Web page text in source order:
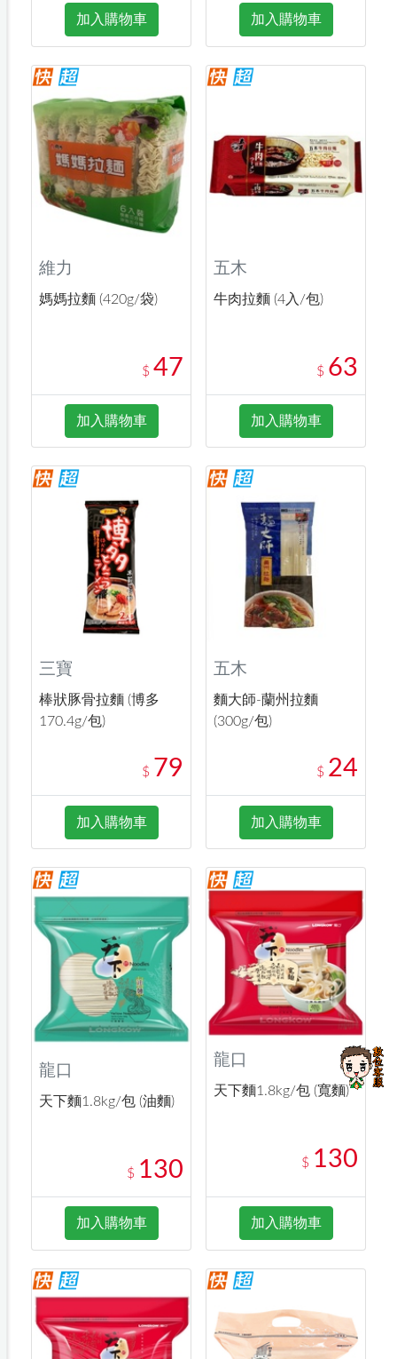
加入購物車 加入購物車
維力
媽媽拉麵 (420g/袋)
$ 47
加入購物車
五木
牛肉拉麵 (4入/包)
$ 63
加入購物車
三寶
棒狀豚骨拉麵 (博多
170.4g/包)
$ 79
加入購物車
五木
麵大師-蘭州拉麵
(300g/包)
$ 24
加入購物車
龍口
天下麵1.8kg/包 (油麵)
$ 130
加入購物車
龍口
天下麵1.8kg/包 (寬麵)
$ 130
加入購物車